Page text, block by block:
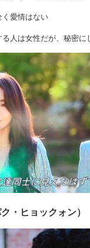
く愛情はない
人は女性だが、秘密に
・ヒョックォン）